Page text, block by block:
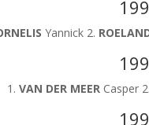
Yannick 2.
1. VAN DER MEER Casper 2.